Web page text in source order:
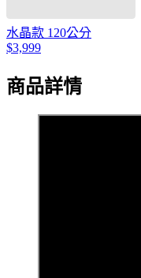
水晶款 120公分
$3,999
商品詳情